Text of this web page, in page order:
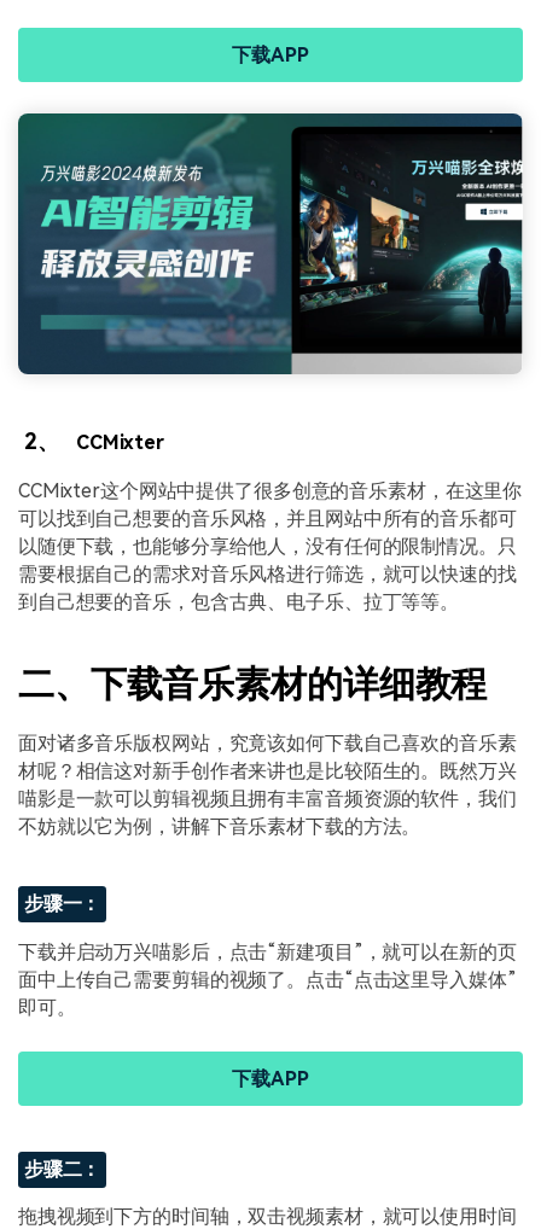
下载APP
2、 CCMixter
CCMixter这个网站中提供了很多创意的音乐素材，在这里你
可以找到自己想要的音乐风格，并且网站中所有的音乐都可
以随便下载，也能够分享给他人，没有任何的限制情况。只
需要根据自己的需求对音乐风格进行筛选，就可以快速的找
到自己想要的音乐，包含古典、电子乐、拉丁等等。
二、下载音乐素材的详细教程
面对诸多音乐版权网站，究竟该如何下载自己喜欢的音乐素
材呢？相信这对新手创作者来讲也是比较陌生的。既然万兴
喵影是一款可以剪辑视频且拥有丰富音频资源的软件，我们
不妨就以它为例，讲解下音乐素材下载的方法。
步骤一：
下载并启动万兴喵影后，点击“新建项目”，就可以在新的页
面中上传自己需要剪辑的视频了。点击“点击这里导入媒体”
即可。
下载APP
步骤二：
拖拽视频到下方的时间轴，双击视频素材，就可以使用时间